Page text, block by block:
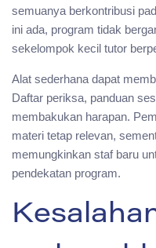
semuanya berkontribusi
ini ada, program tidak
sekelompok kecil tutor
Alat sederhana dapat
Daftar periksa, panduan
membakukan harapan.
materi tetap relevan,
memungkinkan staf baru
pendekatan program.